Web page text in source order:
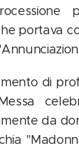
portava
di
da